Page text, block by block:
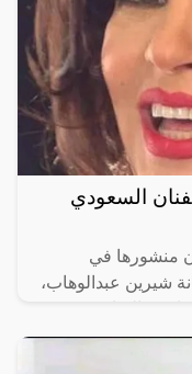
السعودي
منشورها في
شيرين عبدالوهاب،